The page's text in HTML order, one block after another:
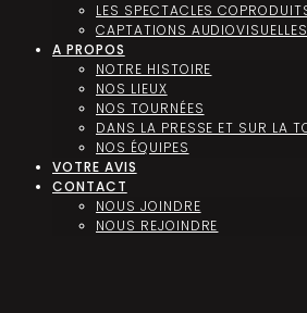
LES SPECTACLES
CAPTATIONS AUDIOVISUELLES
A PROPOS
NOTRE HISTOIRE
NOS LIEUX
NOS TOURNÉES
DANS LA PRESSE ET SUR LA
NOS ÉQUIPES
VOTRE AVIS
CONTACT
NOUS JOINDRE
NOUS REJOINDRE